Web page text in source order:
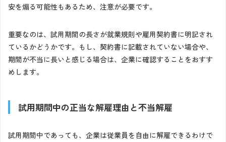
安を煽る可能性もあるため、注意が必要です。
重要なのは、試用期間の長さが就業規則や雇用契約書に明記され
ているかどうかです。もし、契約書に記載されていない場合や、
期間が不当に長いと感じる場合は、企業に確認することをおすす
めします。
試用期間中の正当な解雇理由と不当解雇
試用期間中であっても、企業は従業員を自由に解雇できるわけで